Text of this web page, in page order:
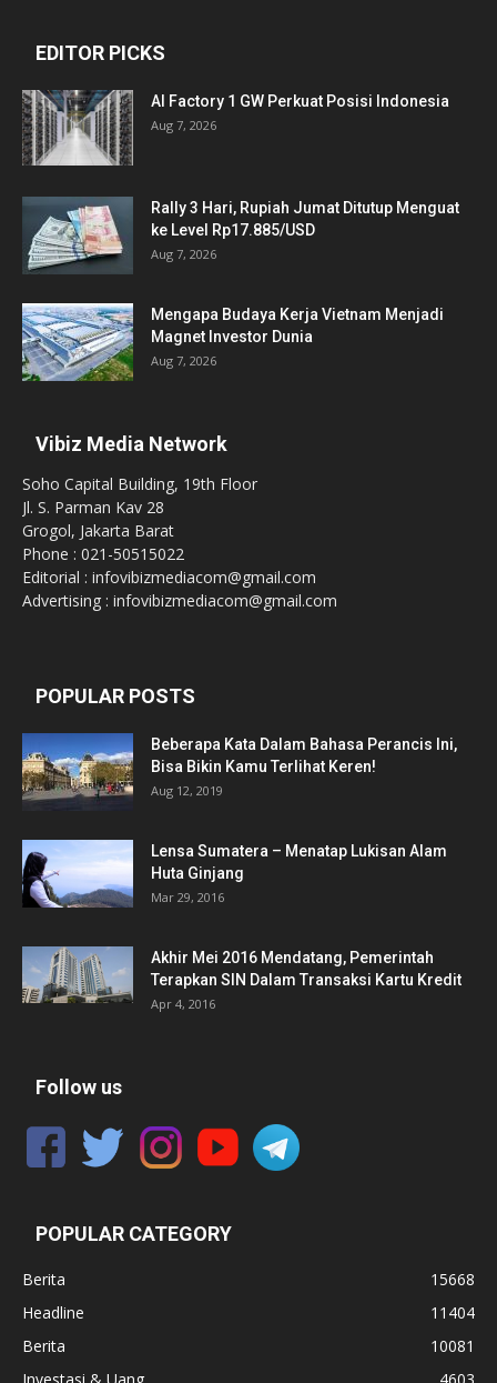
EDITOR PICKS
AI Factory 1 GW Perkuat Posisi Indonesia
Aug 7, 2026
Rally 3 Hari, Rupiah Jumat Ditutup Menguat
ke Level Rp17.885/USD
Aug 7, 2026
Mengapa Budaya Kerja Vietnam Menjadi
Magnet Investor Dunia
Aug 7, 2026
Vibiz Media Network
Soho Capital Building, 19th Floor
Jl. S. Parman Kav 28
Grogol, Jakarta Barat
Phone : 021-50515022
Editorial : infovibizmediacom@gmail.com
Advertising : infovibizmediacom@gmail.com
POPULAR POSTS
Beberapa Kata Dalam Bahasa Perancis Ini,
Bisa Bikin Kamu Terlihat Keren!
Aug 12, 2019
Lensa Sumatera – Menatap Lukisan Alam
Huta Ginjang
Mar 29, 2016
Akhir Mei 2016 Mendatang, Pemerintah
Terapkan SIN Dalam Transaksi Kartu Kredit
Apr 4, 2016
Follow us
POPULAR CATEGORY
Berita
15668
Headline
11404
Berita
10081
Investasi & Uang
4603